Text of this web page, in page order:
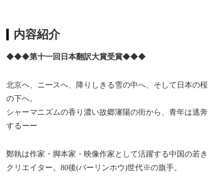
内容紹介
◆◆◆第十一回日本翻訳大賞受賞◆◆◆
北京へ、ニースへ、降りしきる雪の中へ、そして日本の桜
の下へ。
シャーマニズムの香り濃い故郷瀋陽の街から、青年は逃奔
するーー
鄭執は作家・脚本家・映像作家として活躍する中国の若き
クリエイター。80後(バーリンホウ)世代※の旗手。